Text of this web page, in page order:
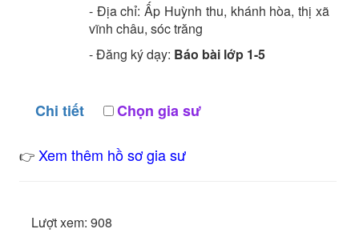
- Địa chỉ:Ấp Huỳnh thu, khánh hòa, thị xã
vĩnh châu, sóc trăng
- Đăng ký dạy: Báo bài lớp 1-5
Chi tiết Chọn gia sư
👉 Xem thêm hồ sơ gia sư
Lượt xem: 908